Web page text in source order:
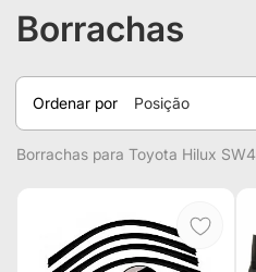
Borrachas
Ordenar por Posição
Borrachas para Toyota Hilux SW4